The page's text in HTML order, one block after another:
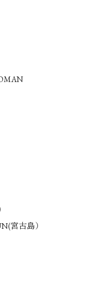
宮古島）